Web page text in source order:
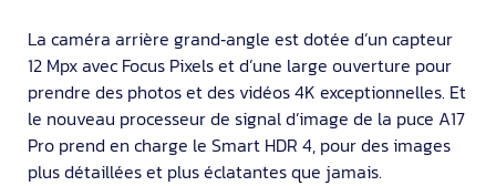
La caméra arrière grand‑angle est dotée d’un capteur
12 Mpx avec Focus Pixels et d’une large ouver­ture pour
prendre des photos et des vidéos 4K exception­nelles. Et
le nouveau processeur de signal d’image de la puce A17
Pro prend en charge le Smart HDR 4, pour des images
plus détaillées et plus éclatantes que jamais.